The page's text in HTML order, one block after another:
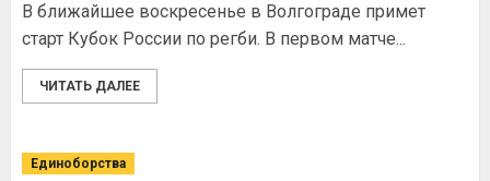
В ближайшее воскресенье в Волгограде примет
старт Кубок России по регби. В первом матче...
ЧИТАТЬ ДАЛЕЕ
Единоборства